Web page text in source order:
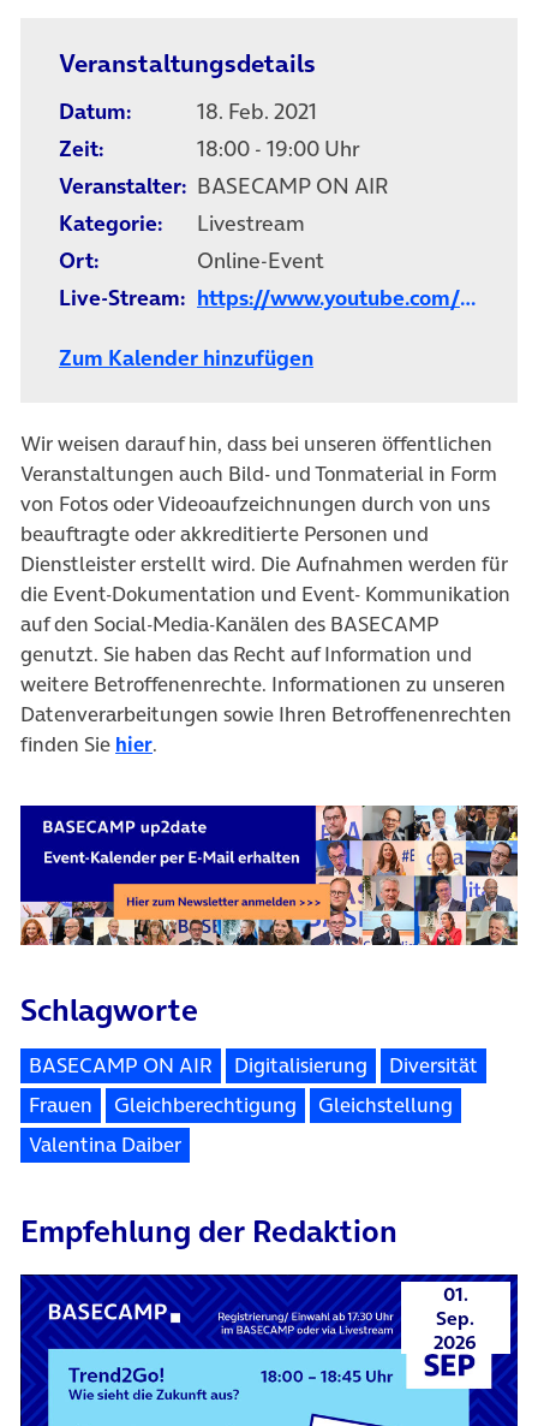
Veranstaltungsdetails
Datum:
18. Feb. 2021
Zeit:
18:00 - 19:00 Uhr
Veranstalter: BASECAMP ON AIR
Kategorie:
Livestream
Ort:
Online-Event
Live-Stream: https://www.youtube.com/
Zum Kalender hinzufügen
Wir weisen darauf hin, dass bei unseren öffentlichen
Veranstaltungen auch Bild- und Tonmaterial in Form
von Fotos oder Videoaufzeichnungen durch von uns
beauftragte oder akkreditierte Personen und
Dienstleister erstellt wird. Die Aufnahmen werden für
die Event-Dokumentation und Event- Kommunikation
auf den Social-Media-Kanälen des BASECAMP
genutzt. Sie haben das Recht auf Information und
weitere Betroffenenrechte. Informationen zu unseren
Datenverarbeitungen sowie Ihren Betroffenenrechten
finden Sie hier.
Schlagworte
BASECAMP ON AIR Digitalisierung
Diversität
Frauen
Gleichberechtigung
Gleichstellung
Valentina Daiber
Empfehlung der Redaktion
01.
Sep.
2026